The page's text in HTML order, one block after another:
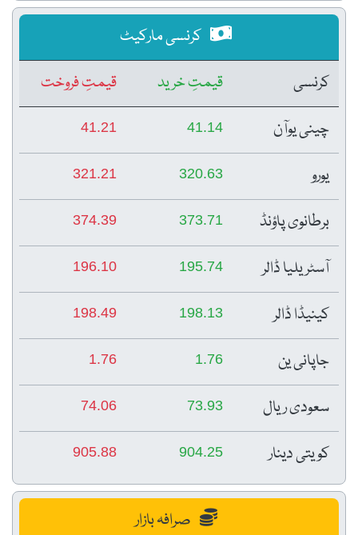
کرنسی مارکیٹ
کرنسی
قیمتِ خرید
قیمتِ فروخت
چینی یوآن
41.14
41.21
یورو 320.63
321.21
برطانوی پاؤنڈ 373.71
374.39
آسٹریلیا ڈالر 195.74
196.10
کینیڈا ڈالر 198.13
198.49
جاپانی ین 1.76
1.76
سعودی ریال 73.93
74.06
کویتی دینار 904.25
905.88
صرافہ بازار